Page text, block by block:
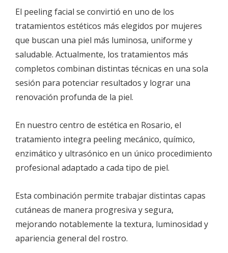
El peeling facial se convirtió en uno de los
tratamientos estéticos más elegidos por mujeres
que buscan una piel más luminosa, uniforme y
saludable. Actualmente, los tratamientos más
completos combinan distintas técnicas en una sola
sesión para potenciar resultados y lograr una
renovación profunda de la piel.
En nuestro centro de estética en Rosario, el
tratamiento integra peeling mecánico, químico,
enzimático y ultrasónico en un único procedimiento
profesional adaptado a cada tipo de piel.
Esta combinación permite trabajar distintas capas
cutáneas de manera progresiva y segura,
mejorando notablemente la textura, luminosidad y
apariencia general del rostro.